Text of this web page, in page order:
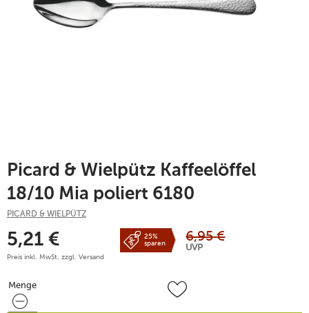
Picard & Wielpütz Kaffeelöffel
18/10 Mia poliert 6180
PICARD & WIELPÜTZ
5,21 €
Preis inkl. MwSt. zzgl. Versand
25%
sparen
6,95 €
UVP
Menge
Menge